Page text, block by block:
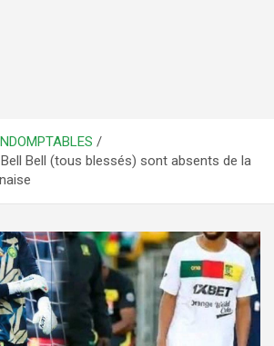
Bell (tous blessés) sont absents de la